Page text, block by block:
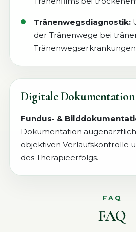
Tränenwegsdiagnostik:
der Tränenwege bei
Digitale Dokumentation
Fundus- &
Dokumentation
objektiven Verlaufskontrolle
des Therapieerfolgs.
FAQ
FAQ
Als Forschungspraxis
zur diabetischen
Wiesbaden präsentieren.